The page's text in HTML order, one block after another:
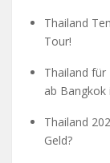
Thailand
Tour!
Thailand für
ab Bangkok
Thailand
Geld?